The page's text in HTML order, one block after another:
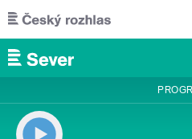
Přejít k hlavnímu obsahu